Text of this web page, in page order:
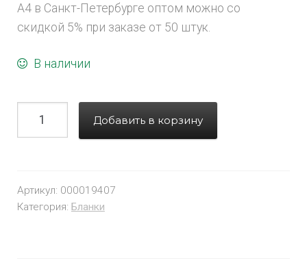
А4 в Санкт-Петербурге оптом можно со
скидкой 5% при заказе от 50 штук.
В наличии
Добавить в корзину
Артикул: 000019407
Категория: Бланки